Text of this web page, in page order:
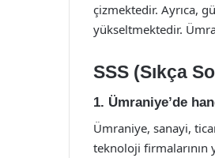
çizmektedir. Ayrıca,
yükseltmektedir.
SSS (Sıkça
1. Ümraniye’de
Ümraniye, sanayi,
teknoloji firmalarının